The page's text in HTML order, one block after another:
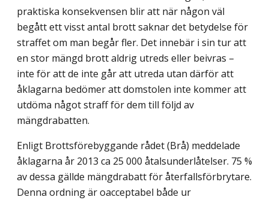
praktiska konsekvensen blir att när någon väl
begått ett visst antal brott saknar det betydelse för
straffet om man begår fler. Det innebär i sin tur att
en stor mängd brott aldrig utreds eller beivras –
inte för att de inte går att utreda utan därför att
åklagarna bedömer att domstolen inte kommer att
utdöma något straff för dem till följd av
mängdrabatten.
Enligt Brottsförebyggande rådet (Brå) meddelade
åklagarna år 2013 ca 25 000 åtalsunderlåtelser. 75 %
av dessa gällde mängdrabatt för återfallsförbrytare.
Denna ordning är oacceptabel både ur